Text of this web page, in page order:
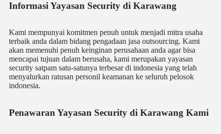
Informasi Yayasan Security di Karawang
Kami mempunyai komitmen penuh untuk menjadi mitra usaha
terbaik anda dalam bidang pengadaan jasa outsourcing. Kami
akan memenuhi penuh keinginan perusahaan anda agar bisa
mencapai tujuan dalam berusaha, kami merupakan yayasan
security satpam satu-satunya terbesar di indonesia yang telah
menyalurkan ratusan personil keamanan ke seluruh pelosok
indonesia.
Penawaran Yayasan Security di Karawang Kami